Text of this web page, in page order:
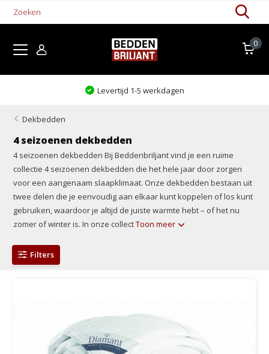
0
Levertijd 1-5 werkdagen
Dekbedden
4 seizoenen dekbedden
4 seizoenen dekbedden Bij Beddenbriljant vind je een ruime
collectie 4 seizoenen dekbedden die het hele jaar door zorgen
voor een aangenaam slaapklimaat. Onze dekbedden bestaan uit
twee delen die je eenvoudig aan elkaar kunt koppelen of los kunt
gebruiken, waardoor je altijd de juiste warmte hebt – of het nu
zomer of winter is. In onze collectToon meer
Filters